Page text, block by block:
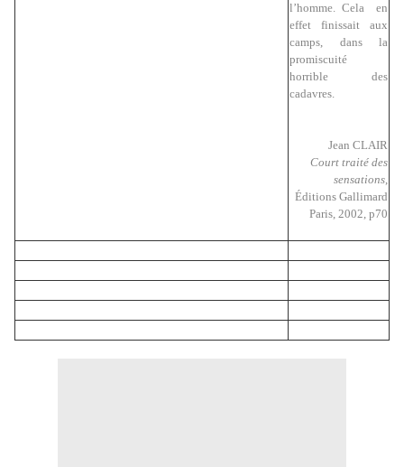
l’homme. Cela en
effet finissait aux
camps, dans la
promiscuité
horrible des
cadavres.
Jean CLAIR
Court traité des
sensations,
Éditions Gallimard
Paris, 2002, p70